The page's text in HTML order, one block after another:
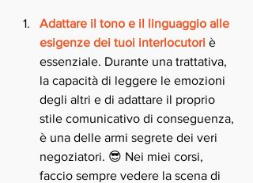
Adattare il tono e il linguaggio alle
esigenze dei tuoi interlocutori è
essenziale. Durante una trattativa,
la capacità di leggere le emozioni
degli altri e di adattare il proprio
stile comunicativo di conseguenza,
è una delle armi segrete dei veri
negoziatori. 😎 Nei miei corsi,
faccio sempre vedere la scena di